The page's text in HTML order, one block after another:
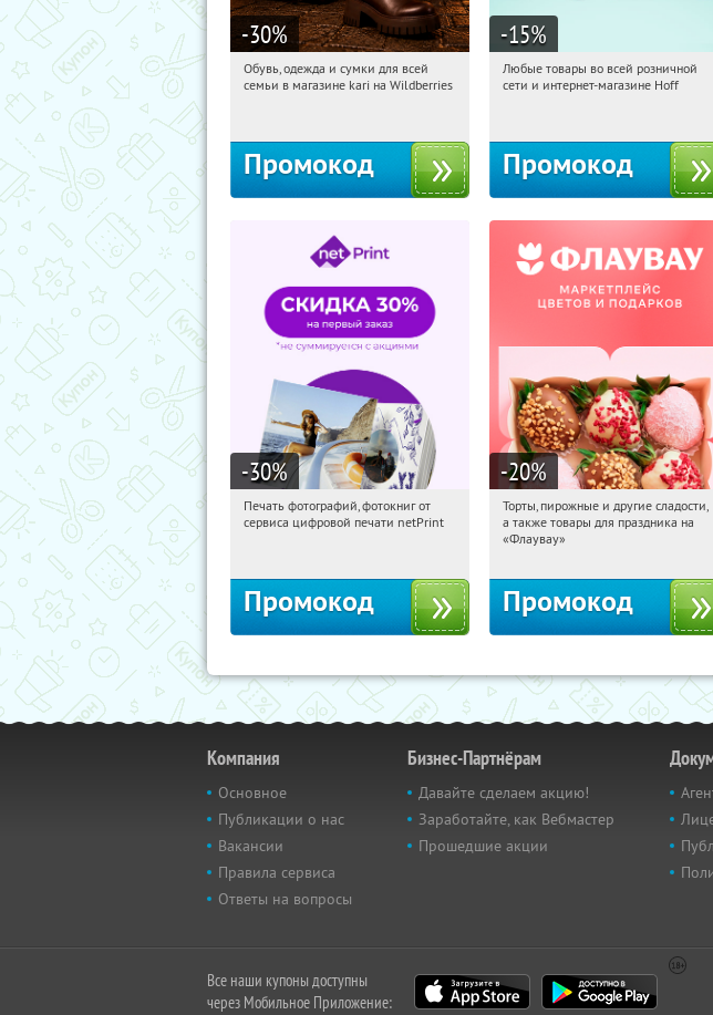
-30%
00:58:46 Получили:
Обувь, одежда и сумки для всей
семьи в магазине kari на Wildberries
Промокод
-15%
00:58:46 Получили:
Любые товары во всей розничной
сети и интернет-магазине Hoff
Промокод
-30%
00:58:46 Получили:
Печать фотографий, фотокниг от
сервиса цифровой печати netPrint
Промокод
-20%
00:58:46 Получили:
Россия
Торты, пирожные и другие сладости,
а также товары для праздника на
«Флаувау»
Промокод
Компания
Основное
Публикации о нас
Вакансии
Правила сервиса
Ответы на вопросы
Бизнес-Партнёрам
Давайте сделаем акцию!
Заработайте, как Вебмастер
Прошедшие акции
Все наши купоны доступны
через Мобильное Приложение: